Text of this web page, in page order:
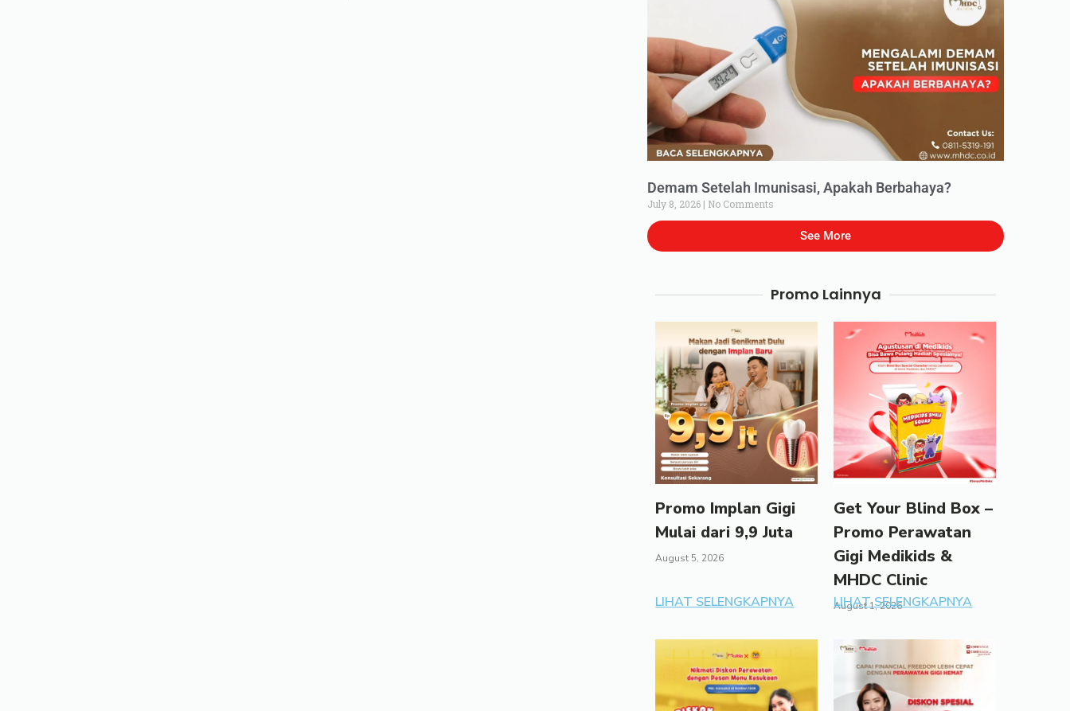
Demam Setelah Imunisasi, Apakah Berbahaya?
July 8, 2026 No Comments
See More
Promo Lainnya
Promo Implan Gigi
Mulai dari 9,9 Juta
August 5, 2026
LIHAT SELENGKAPNYA
Get Your Blind Box –
Promo Perawatan
Gigi Medikids &
MHDC Clinic
August 1, 2026
LIHAT SELENGKAPNYA